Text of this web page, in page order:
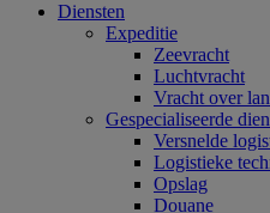
Diensten
Expeditie
Zeevracht
Luchtvracht
Vracht over
Gespecialiseerde
Versnelde
Logistieke
Opslag
Douane